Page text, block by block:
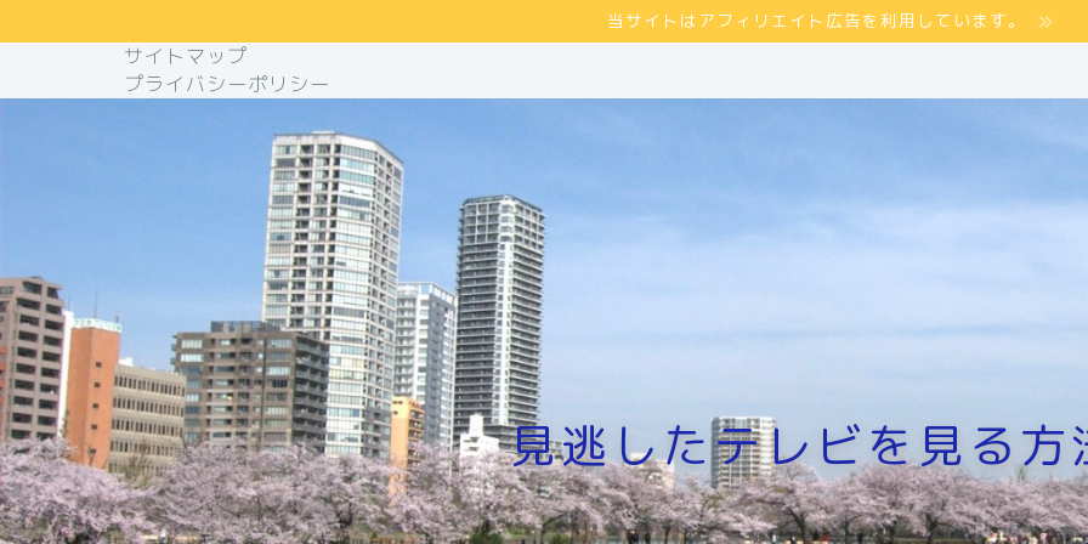
当サイトはアフィリエイト広告を利用しています。
サイトマップ
プライバシーポリシー
見逃したテレビを見る方